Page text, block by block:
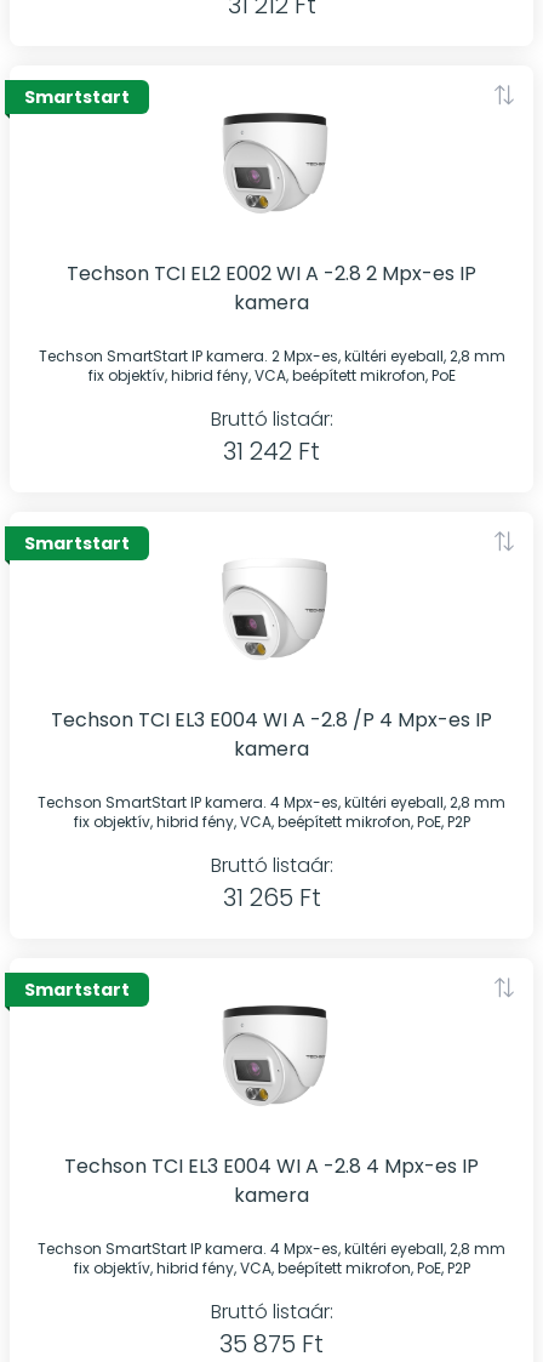
Smartstart
Techson TCI EL2 E002 WI A -2.8 2 Mpx-es IP
kamera
Techson SmartStart IP kamera. 2 Mpx-es, kültéri eyeball, 2,8 mm
fix objektív, hibrid fény, VCA, beépített mikrofon, PoE
Bruttó listaár:
31 242 Ft
Smartstart
Techson TCI EL3 E004 WI A -2.8 /P 4 Mpx-es IP
kamera
Techson SmartStart IP kamera. 4 Mpx-es, kültéri eyeball, 2,8 mm
fix objektív, hibrid fény, VCA, beépített mikrofon, PoE, P2P
Bruttó listaár:
31 265 Ft
Smartstart
Techson TCI EL3 E004 WI A -2.8 4 Mpx-es IP
kamera
Techson SmartStart IP kamera. 4 Mpx-es, kültéri eyeball, 2,8 mm
fix objektív, hibrid fény, VCA, beépített mikrofon, PoE, P2P
Bruttó listaár:
35 875 Ft